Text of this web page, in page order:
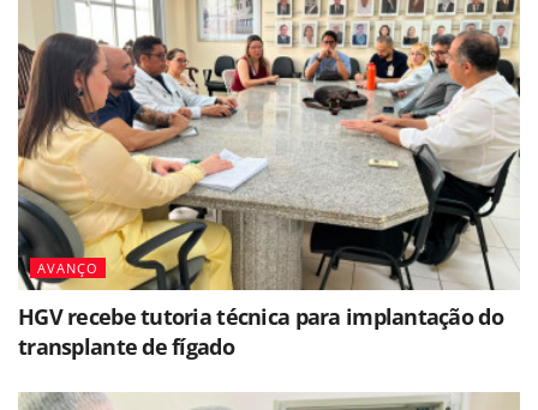
AVANÇO
HGV recebe tutoria técnica para implantação do
transplante de fígado